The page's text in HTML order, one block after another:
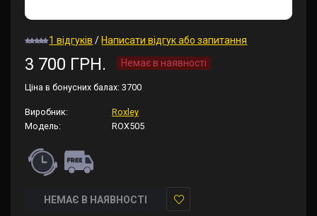
1 відгуків / Написати відгук або запитання
3 700 ГРН. Немає в наявності
Ціна в бонусних балах: 3700
Виробник:
Roxley
Модель:
ROX505
НЕМАЄ В НАЯВНОСТІ